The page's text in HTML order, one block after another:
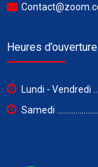
Heures d’ouverture
Lundi - Vendredi
Samedi